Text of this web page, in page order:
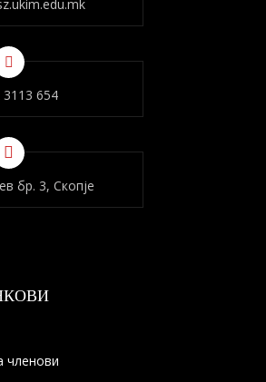
654
бр. 3, Скопје
членови